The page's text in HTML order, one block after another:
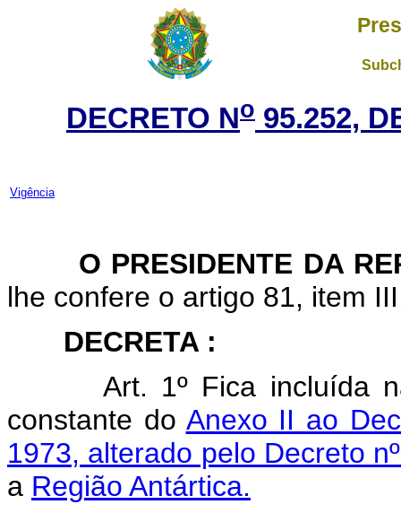
DECRETO No 95.252,
Vigência
O PRESIDENTE DA
lhe confere o artigo 81, item
DECRETA :
Art. 1º Fica incluída
constante do Anexo II ao
1973, alterado pelo Decreto
a Região Antártica.